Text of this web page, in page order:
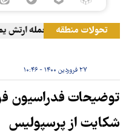
تحولات منطقهحمله ارتش
۲۷ فروردین ۱۴۰۰ - ۱۰:۴۶
توضیحات فدراسیون
شکایت از پرسپولیس